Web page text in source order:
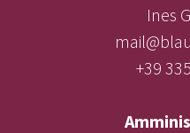
Ines
+39